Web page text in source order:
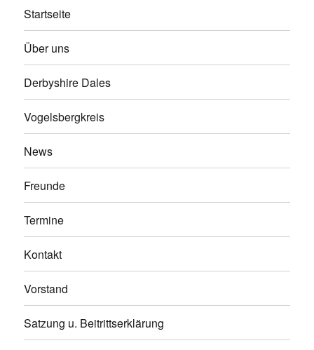
Startseite
Über uns
Derbyshire Dales
Vogelsbergkreis
News
Freunde
Termine
Kontakt
Vorstand
Satzung u. Beitrittserklärung